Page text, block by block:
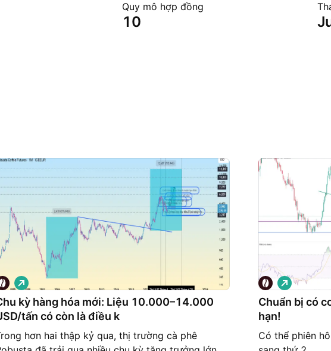
Quy mô hợp đồng
10
kỳ hàng hóa mới: Liệu 10.000–14.000
tấn có còn là điều k
hơn hai thập kỷ qua, thị trường cà phê
G
i
á
l
ê
Chuẩn bị có
hạn!
Có thể phiên
G
i
á
l
ê